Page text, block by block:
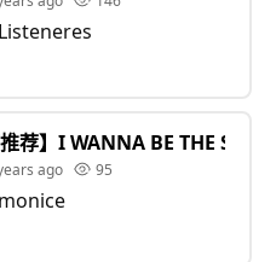
Listeneres
推荐】I WANNA BE THE
ago 95
monice